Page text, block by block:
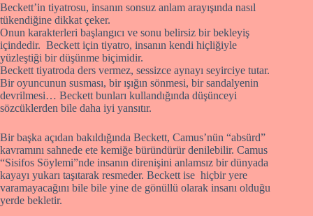
Beckett’in tiyatrosu, insanın sonsuz anlam arayışında nasıl
tükendiğine dikkat çeker.
Onun karakterleri başlangıcı ve sonu belirsiz bir bekleyiş
içindedir. Beckett için tiyatro, insanın kendi hiçliğiyle
yüzleştiği bir düşünme biçimidir.
Beckett tiyatroda ders vermez, sessizce aynayı seyirciye tutar.
Bir oyuncunun susması, bir ışığın sönmesi, bir sandalyenin
devrilmesi… Beckett bunları kullandığında düşünceyi
sözcüklerden bile daha iyi yansıtır.
Bir başka açıdan bakıldığında Beckett, Camus’nün “absürd”
kavramını sahnede ete kemiğe büründürür denilebilir. Camus
“Sisifos Söylemi”nde insanın direnişini anlamsız bir dünyada
kayayı yukarı taşıtarak resmeder. Beckett ise hiçbir yere
varamayacağını bile bile yine de gönüllü olarak insanı olduğu
yerde bekletir.